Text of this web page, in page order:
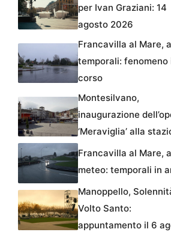
per Ivan Graziani: 14
agosto 2026
Francavilla al Mare,
temporali: fenomeno
corso
Montesilvano,
inaugurazione
‘Meraviglia’ alla
Francavilla al Mare,
meteo: temporali in
Manoppello,
Volto Santo:
appuntamento il 6